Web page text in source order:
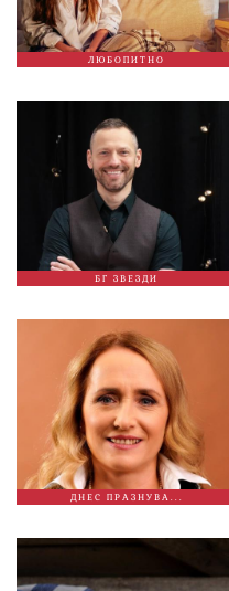
ЛЮБОПИТНО
БГ ЗВЕЗДИ
ДНЕС ПРАЗНУВА...